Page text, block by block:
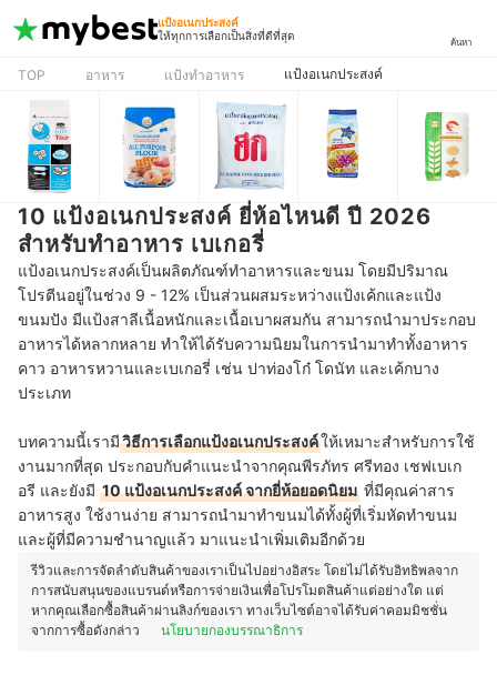
แป้งอเนกประสงค์
ให้ทุกการเลือกเป็นสิ่งที่ดีที่สุด
ค้นหา
TOP อาหาร แป้งทำอาหาร แป้งอเนกประสงค์
10 แป้งอเนกประสงค์ ยี่ห้อไหนดี ปี 2026
สำหรับทำอาหาร เบเกอรี่
แป้งอเนกประสงค์เป็นผลิตภัณฑ์ทำอาหารและขนม โดยมีปริมาณ
โปรตีนอยู่ในช่วง 9 - 12% เป็นส่วนผสมระหว่างแป้งเค้กและแป้ง
ขนมปัง มีแป้งสาลีเนื้อหนักและเนื้อเบาผสมกัน สามารถนำมาประกอบ
อาหารได้หลากหลาย ทำให้ได้รับความนิยมในการนำมาทำทั้งอาหาร
คาว อาหารหวานและเบเกอรี่ เช่น ปาท่องโก๋ โดนัท และเค้กบาง
ประเภท
บทความนี้เรามีวิธีการเลือกแป้งอเนกประสงค์ให้เหมาะสำหรับการใช้
งานมากที่สุด ประกอบกับคำแนะนำจากคุณพีรภัทร ศรีทอง เชฟเบเก
อรี และยังมี 10 แป้งอเนกประสงค์ จากยี่ห้อยอดนิยม ที่มีคุณค่าสาร
อาหารสูง ใช้งานง่าย สามารถนำมาทำขนมได้ทั้งผู้ที่เริ่มหัดทำขนม
และผู้ที่มีความชำนาญแล้ว มาแนะนำเพิ่มเติมอีกด้วย
รีวิวและการจัดลำดับสินค้าของเราเป็นไปอย่างอิสระ โดยไม่ได้รับอิทธิพลจาก
การสนับสนุนของแบรนด์หรือการจ่ายเงินเพื่อโปรโมตสินค้าแต่อย่างใด แต่
หากคุณเลือกซื้อสินค้าผ่านลิงก์ของเรา ทางเว็บไซต์อาจได้รับค่าคอมมิชชั่น
จากการซื้อดังกล่าว
นโยบายกองบรรณาธิการ